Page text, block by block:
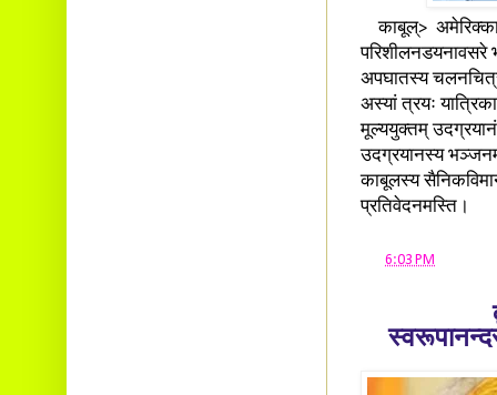
काबूल्>
परिशीलनडयनावसरे
अपघातस्य
अस्यां त्रयः
मूल्ययुक्तम् उदग्रयानं
उदग्रयानस्य
काबूलस्य
प्रतिवेदनमस्ति।
6:03 PM